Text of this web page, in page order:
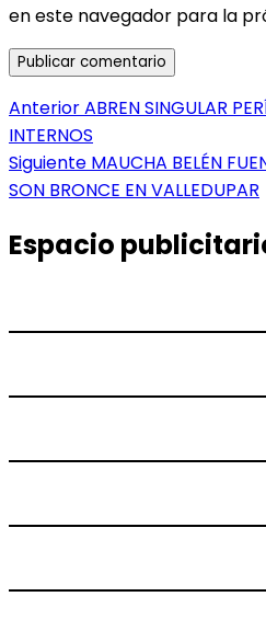
en este navegador para la
Navegación
de
entradas
AnteriorEntrada
anterior:
ABREN SINGULAR
INTERNOS
Siguiente Entrada
siguiente:
MAUCHA BELÉN
SON BRONCE EN VALLEDUPAR
Espacio